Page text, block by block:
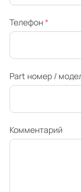
Телефон*
Part номер /
Комментарий